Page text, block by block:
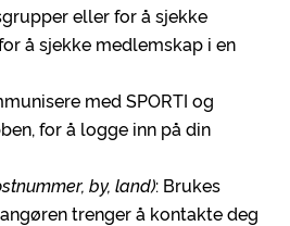
eller for å sjekke
å sjekke medlemskap i en
med SPORTI og
for å logge inn på din
by, land): Brukes
trenger å kontakte deg